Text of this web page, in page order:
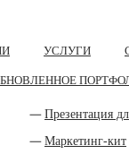
УСЛУГИ
Презентация
Маркетинг-кит